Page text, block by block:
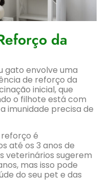
da
gato envolve uma
de reforço da
inicial, que
o filhote está com
imunidade precisa de
é
até os 3 anos de
veterinários sugerem
mas isso pode
do seu pet e das